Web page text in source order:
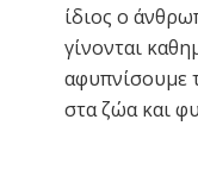
ίδιος ο
γίνονται
αφυπνίσουμε
στα ζώα και